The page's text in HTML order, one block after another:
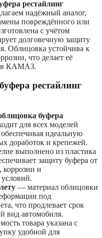
рестайлинг
надёжный аналог,
повреждённого или
с учётом
долговечную защиту
Облицовка устойчива к
что делает её
КАМАЗ.
рестайлинг
буфера
для всех моделей
идеальную
доработок и крепежей.
выполнено из пластика
защиту буфера от
коррозии и
— материал облицовки
под
что продлевает срок
вид автомобиля.
товара указана с
удобной для